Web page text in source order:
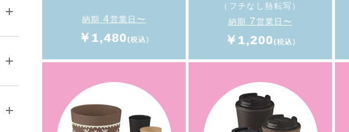
納期4営業日〜
￥1,480
エコバッグ収納ケース
（フチなし熱転写）
納期 7営業日〜
￥1,200
エコバッグで人気
コットンビッグトート